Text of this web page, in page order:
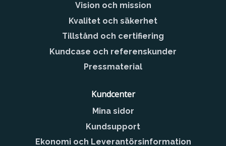
Vision och mission
Kvalitet och säkerhet
Tillstånd och certifiering
Kundcase och referenskunder
Pressmaterial
Kundcenter
Mina sidor
Kundsupport
Ekonomi och Leverantörsinformation